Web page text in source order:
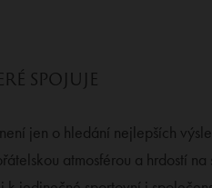
SPOJUJE
jen o hledání nejlepších
atmosférou a hrdostí